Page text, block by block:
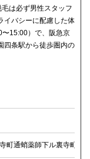
は必ず男性スタッフ
イバシーに配慮した体
15:00）で、阪急京
四条駅から徒歩圏内の
町通蛸薬師下ル裏寺町